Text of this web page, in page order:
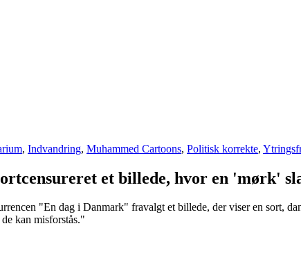
, Indvandring, Muhammed Cartoons, Politisk korrekte,
et billede, hvor en 'mørk'
"En dag i Danmark" fravalgt et billede, der viser en sort,
kan misforstås."